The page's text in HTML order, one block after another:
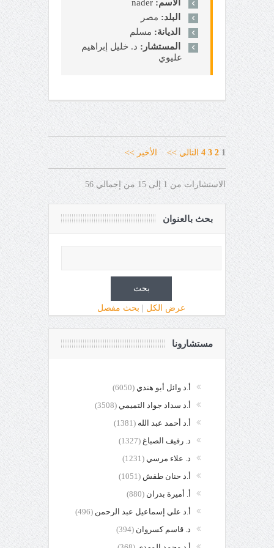
الاسم: nader
البلد: مصر
الديانة: مسلم
المستشار: د. خليل إبراهيم
عليوي
1
2
3
4 التالي >> الأخير >>
الاستشارات من 1 إلى 15 من إجمالي 56
بحث بالعنوان
عرض الكل | بحث مفصل
مستشارونا
أ.د وائل أبو هندي (6050)
أ.د سداد جواد التميمي (3508)
أ.د أحمد عبد الله (1381)
د. رفيف الصباغ (1327)
د. علاء مرسي (1231)
أ.د حنان طقش (1051)
أ. أميرة بدران (880)
أ.د علي إسماعيل عبد الرحمن (496)
د. قاسم كسروان (394)